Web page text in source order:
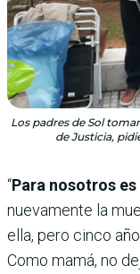
Los padres de Sol
de Justicia,
“Para nosotros
nuevamente la
ella, pero cinco
Como mamá, no